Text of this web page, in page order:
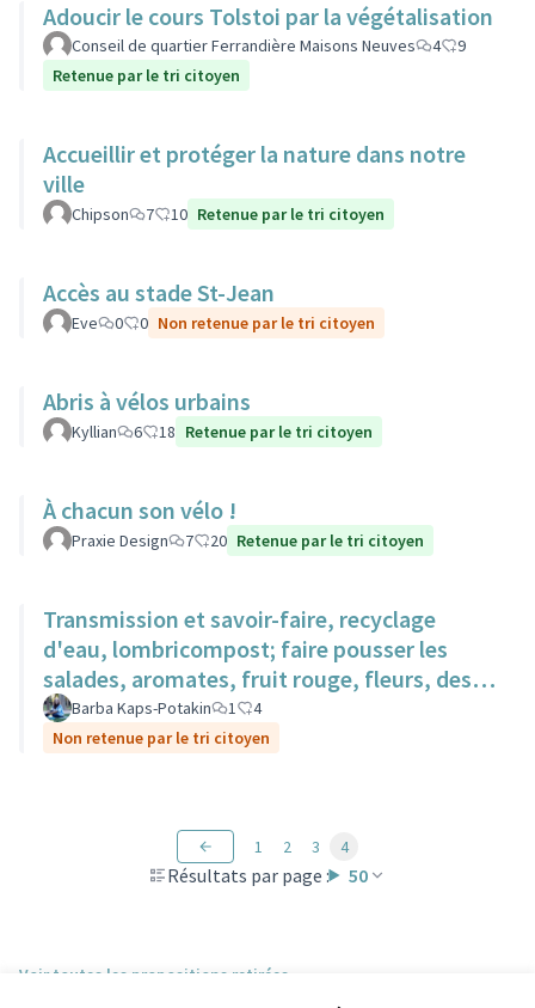
Adoucir le cours Tolstoi par la végétalisation
Conseil de quartier Ferrandière Maisons Neuves 4
9
Retenue par le tri citoyen
Accueillir et protéger la nature dans notre
ville
Chipson 7 10 Retenue par le tri citoyen
Accès au stade St-Jean
Eve 0 0 Non retenue par le tri citoyen
Abris à vélos urbains
Kyllian 6 18 Retenue par le tri citoyen
À chacun son vélo !
Praxie Design 7 20 Retenue par le tri citoyen
Transmission et savoir-faire, recyclage
d'eau, lombricompost; faire pousser les
salades, aromates, fruit rouge, fleurs, des
surfaces sur des toits.
Barba Kaps-Potakin 1
4
Non retenue par le tri citoyen
Résultats par page : 50
1 2 3 4
Voir toutes les propositions retirées